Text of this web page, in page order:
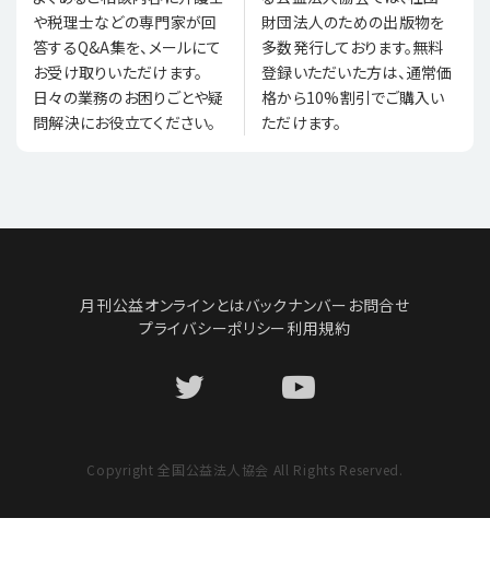
や税理士などの専門家が回
答するQ&A集を、メールにて
お受け取りいただけます。
日々の業務のお困りごとや疑
問解決にお役立てください。
財団法人のための出版物を
多数発行しております。無料
登録いただいた方は、通常価
格から10%割引でご購入い
ただけます。
月刊公益オンラインとはバックナンバー お問合せ
プライバシーポリシー利用規約
Copyright 全国公益法人協会 All Rights Reserved.